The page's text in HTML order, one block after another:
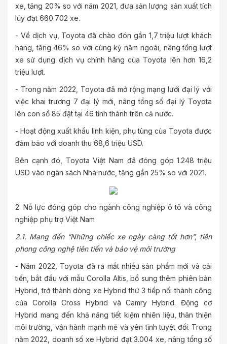
xe, tăng 20% so với năm 2021, đưa sản lượng sản xuất tích
lũy đạt 660.702 xe.
- Về dịch vụ, Toyota đã chào đón gần 1,7 triệu lượt khách
hàng, tăng 46% so với cùng kỳ năm ngoái, nâng tổng lượt
xe sử dụng dịch vụ chính hãng của Toyota lên hơn 16,2
triệu lượt.
- Trong năm 2022, Toyota đã mở rộng mạng lưới đại lý với
việc khai trương 7 đại lý mới, nâng tổng số đại lý Toyota
lên con số 85 đặt tại 46 tỉnh thành trên cả nước.
- Hoạt động xuất khẩu linh kiện, phụ tùng của Toyota được
đảm bảo với doanh thu 68,6 triệu USD.
Bên cạnh đó, Toyota Việt Nam đã đóng góp 1.248 triệu
USD vào ngân sách Nhà nước, tăng gần 25% so với 2021.
2. Nỗ lực đóng góp cho ngành công nghiệp ô tô và công
nghiệp phụ trợ Việt Nam
2.1. Mang đến “Những chiếc xe ngày càng tốt hơn”, tiên
phong công nghệ tiên tiến và bảo vệ môi trường
- Năm 2022, Toyota đã ra mắt nhiều sản phẩm mới và cải
tiến, bắt đầu với mẫu Corolla Altis, bổ sung thêm phiên bản
Hybrid, trở thành dòng xe Hybrid thứ 3 tiếp nối thành công
của Corolla Cross Hybrid và Camry Hybrid. Động cơ
Hybrid mang đến khả năng tiết kiệm nhiên liệu, thân thiện
môi trường, vận hành mạnh mẽ và yên tĩnh tuyệt đối. Trong
năm 2022, doanh số xe Hybrid đạt 3.004 xe, nâng tổng số